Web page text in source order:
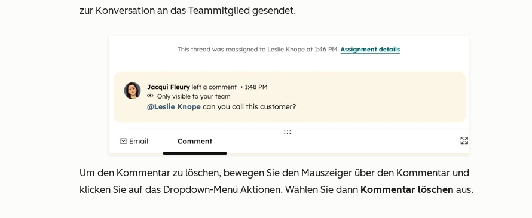
zur Konversation an das Teammitglied gesendet.
Um den Kommentar zu löschen, bewegen Sie den Mauszeiger über den Kommentar und
klicken Sie auf das Dropdown-Menü Aktionen. Wählen Sie dann Kommentar löschen aus.